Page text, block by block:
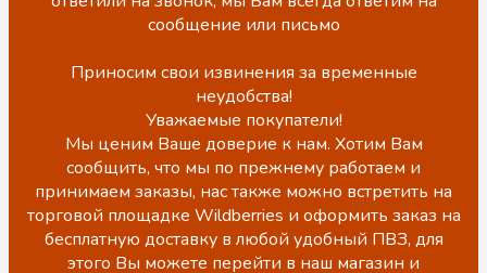
сообщение или письмо
Приносим свои извинения за временные
неудобства!
Уважаемые покупатели!
Мы ценим Ваше доверие к нам. Хотим Вам
сообщить, что мы по прежнему работаем и
принимаем заказы, нас также можно встретить на
торговой площадке Wildberries и оформить заказ на
бесплатную доставку в любой удобный ПВЗ, для
этого Вы можете перейти в наш магазин и